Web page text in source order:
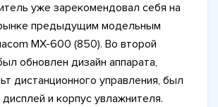
уже зарекомендовал себя на
предыдущим модельным
MX-600 (850). Во второй
обновлен дизайн аппарата,
дистанционного управления, был
и корпус увлажнителя.